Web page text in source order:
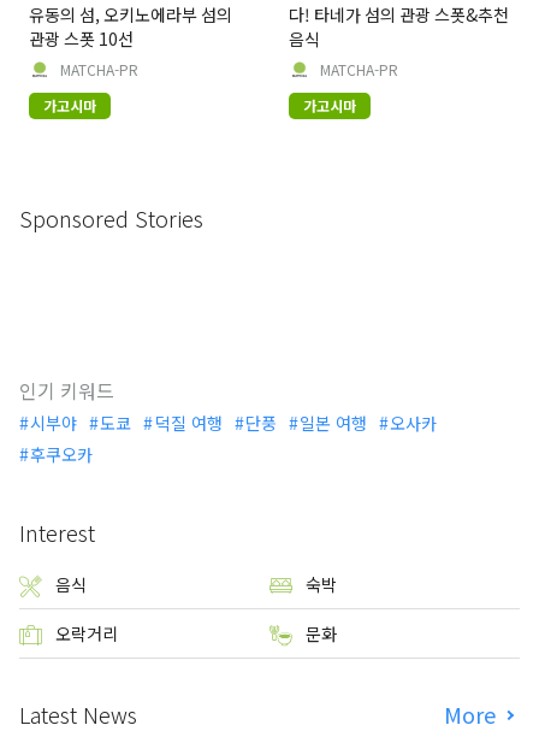
유동의 섬, 오키노에라부 섬의
관광 스폿 10선
MATCHA-PR
가고시마
다! 타네가 섬의 관광 스폿&추천
음식
MATCHA-PR
가고시마
Sponsored Stories
인기 키워드
시부야 도쿄 덕질 여행 단풍 일본 여행
오사카
후쿠오카
Interest
음식 숙박
오락거리 문화
Latest News More